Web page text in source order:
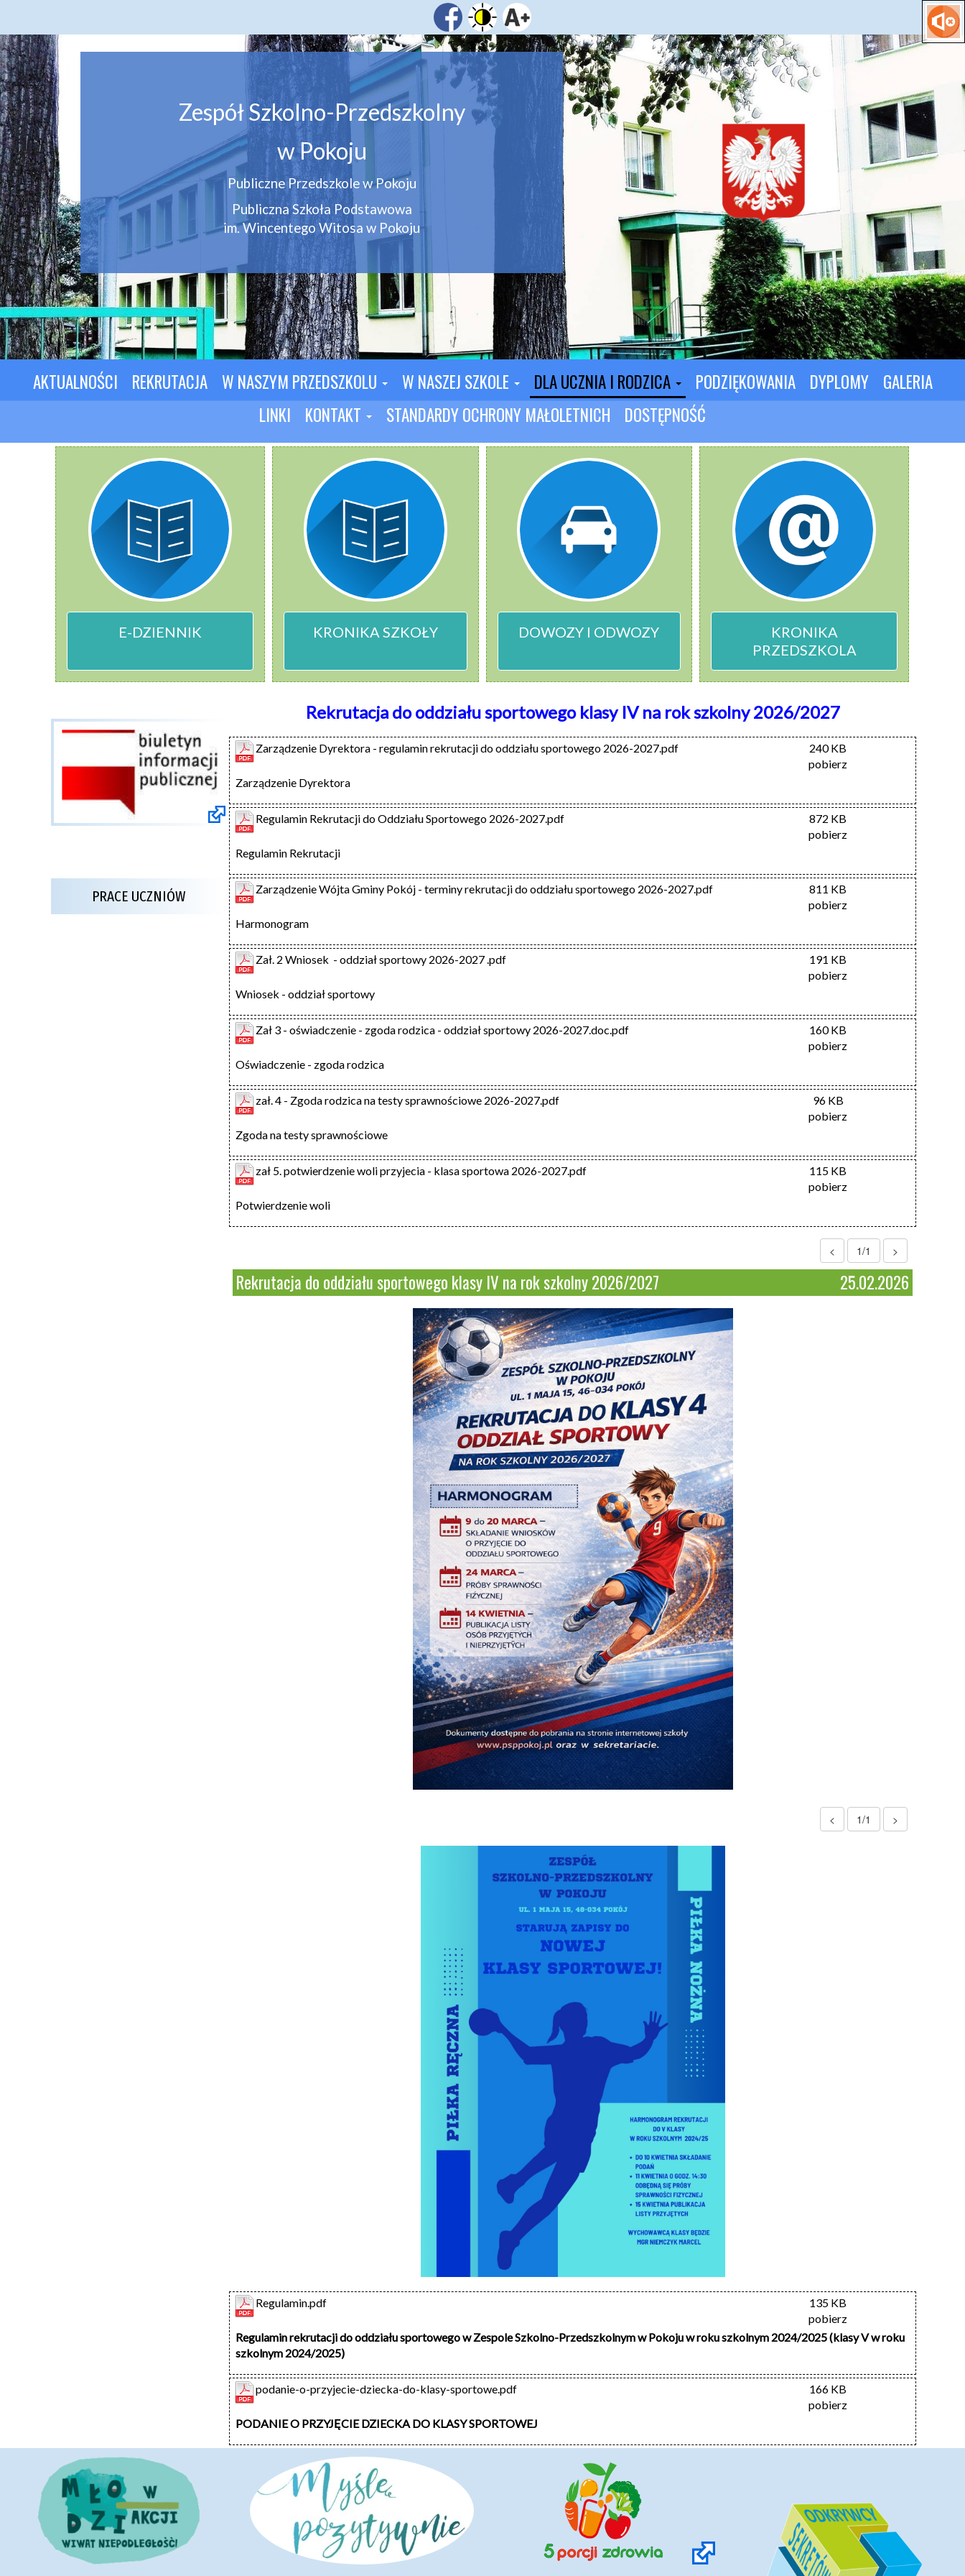
Zespół Szkolno-Przedszkolny
w Pokoju
Publiczne Przedszkole w Pokoju
Publiczna Szkoła Podstawowa
im. Wincentego Witosa w Pokoju
AKTUALNOŚCI REKRUTACJA W NASZYM PRZEDSZKOLU W NASZEJ SZKOLE DLA UCZNIA I RODZICA PODZIĘKOWANIA DYPLOMY
GALERIA
LINKI
KONTAKT STANDARDY OCHRONY MAŁOLETNICH DOSTĘPNOŚĆ
E-DZIENNIK KRONIKA SZKOŁY DOWOZY I ODWOZY
KRONIKA
PRZEDSZKOLA
Rekrutacja do oddziału sportowego klasy IV na rok szkolny 2026/2027
Zarządzenie Dyrektora - regulamin rekrutacji do oddziału sportowego 2026-2027.pdf
240 KB
pobierz
Zarządzenie Dyrektora
Regulamin Rekrutacji do Oddziału Sportowego 2026-2027.pdf
872 KB
pobierz
Regulamin Rekrutacji
Zarządzenie Wójta Gminy Pokój - terminy rekrutacji do oddziału sportowego 2026-2027.pdf
811 KB
pobierz
Harmonogram
Zał. 2 Wniosek  - oddział sportowy 2026-2027 .pdf
191 KB
pobierz
Wniosek - oddział sportowy
Zał 3 - oświadczenie - zgoda rodzica - oddział sportowy 2026-2027.doc.pdf
160 KB
pobierz
Oświadczenie - zgoda rodzica
zał. 4 - Zgoda rodzica na testy sprawnościowe 2026-2027.pdf
96 KB
pobierz
Zgoda na testy sprawnościowe
zał 5. potwierdzenie woli przyjecia - klasa sportowa 2026-2027.pdf
115 KB
pobierz
Potwierdzenie woli
< 1/1 >
Rekrutacja do oddziału sportowego klasy IV na rok szkolny 2026/2027 25.02.2026
< 1/1 >
Regulamin.pdf
135 KB
pobierz
Regulamin rekrutacji do oddziału sportowego w Zespole Szkolno-Przedszkolnym w Pokoju w roku szkolnym 2024/2025 (klasy V w roku
szkolnym 2024/2025)
podanie-o-przyjecie-dziecka-do-klasy-sportowe.pdf
166 KB
pobierz
PODANIE O PRZYJĘCIE DZIECKA DO KLASY SPORTOWEJ
PRACE UCZNIÓW